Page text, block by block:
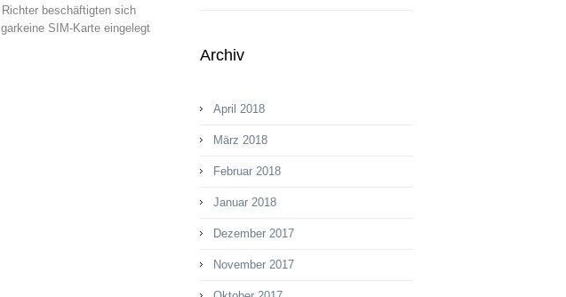
beschäftigten sich
SIM-Karte eingelegt
Archiv
April 2018
März 2018
Februar 2018
Januar 2018
Dezember 2017
November 2017